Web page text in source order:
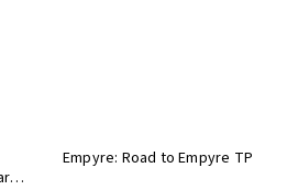
Empyre: Road to Empyre TP